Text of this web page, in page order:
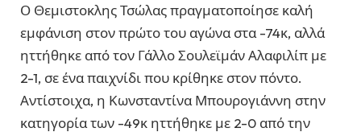
Ο Θεμιστοκλης Τσώλας πραγματοποίησε καλή
εμφάνιση στον πρώτο του αγώνα στα -74κ, αλλά
ηττήθηκε από τον Γάλλο Σουλεϊμάν Αλαφιλίπ με
2-1, σε ένα παιχνίδι που κρίθηκε στον πόντο.
Αντίστοιχα, η Κωνσταντίνα Μπουρογιάννη στην
κατηγορία των -49κ ηττήθηκε με 2-0 από την